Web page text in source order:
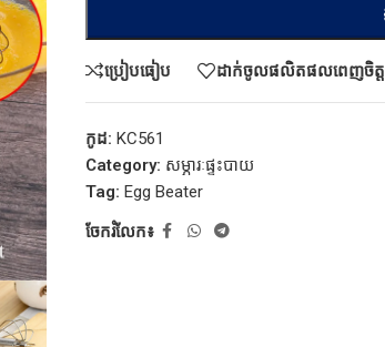
ប្រៀបធៀប ដាក់ចូលផលិតផលពេញចិត្ត
កូដ: KC561
Category: សម្ភារៈផ្ទះបាយ
Tag: Egg Beater
ចែករំលែក៖